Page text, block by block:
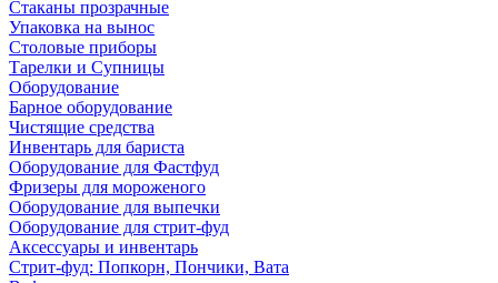
Стаканы прозрачные
Упаковка на вынос
Столовые приборы
Тарелки и Супницы
Оборудование
Барное оборудование
Чистящие средства
Инвентарь для бариста
Оборудование для Фастфуд
Фризеры для мороженого
Оборудование для выпечки
Оборудование для стрит-фуд
Аксессуары и инвентарь
Стрит-фуд: Попкорн, Пончики, Вата